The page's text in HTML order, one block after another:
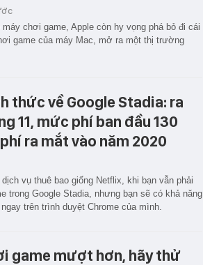
chơi game, Apple còn hy vọng phá bỏ đi cái
game của máy Mac, mở ra một thị trường
thức về Google Stadia: ra
11, mức phí ban đầu 130
ra mắt vào năm 2020
vụ thuê bao giống Netflix, khi bạn vẫn phải
trong Google Stadia, nhưng bạn sẽ có khả năng
trên trình duyệt Chrome của mình.
game mượt hơn, hãy thử